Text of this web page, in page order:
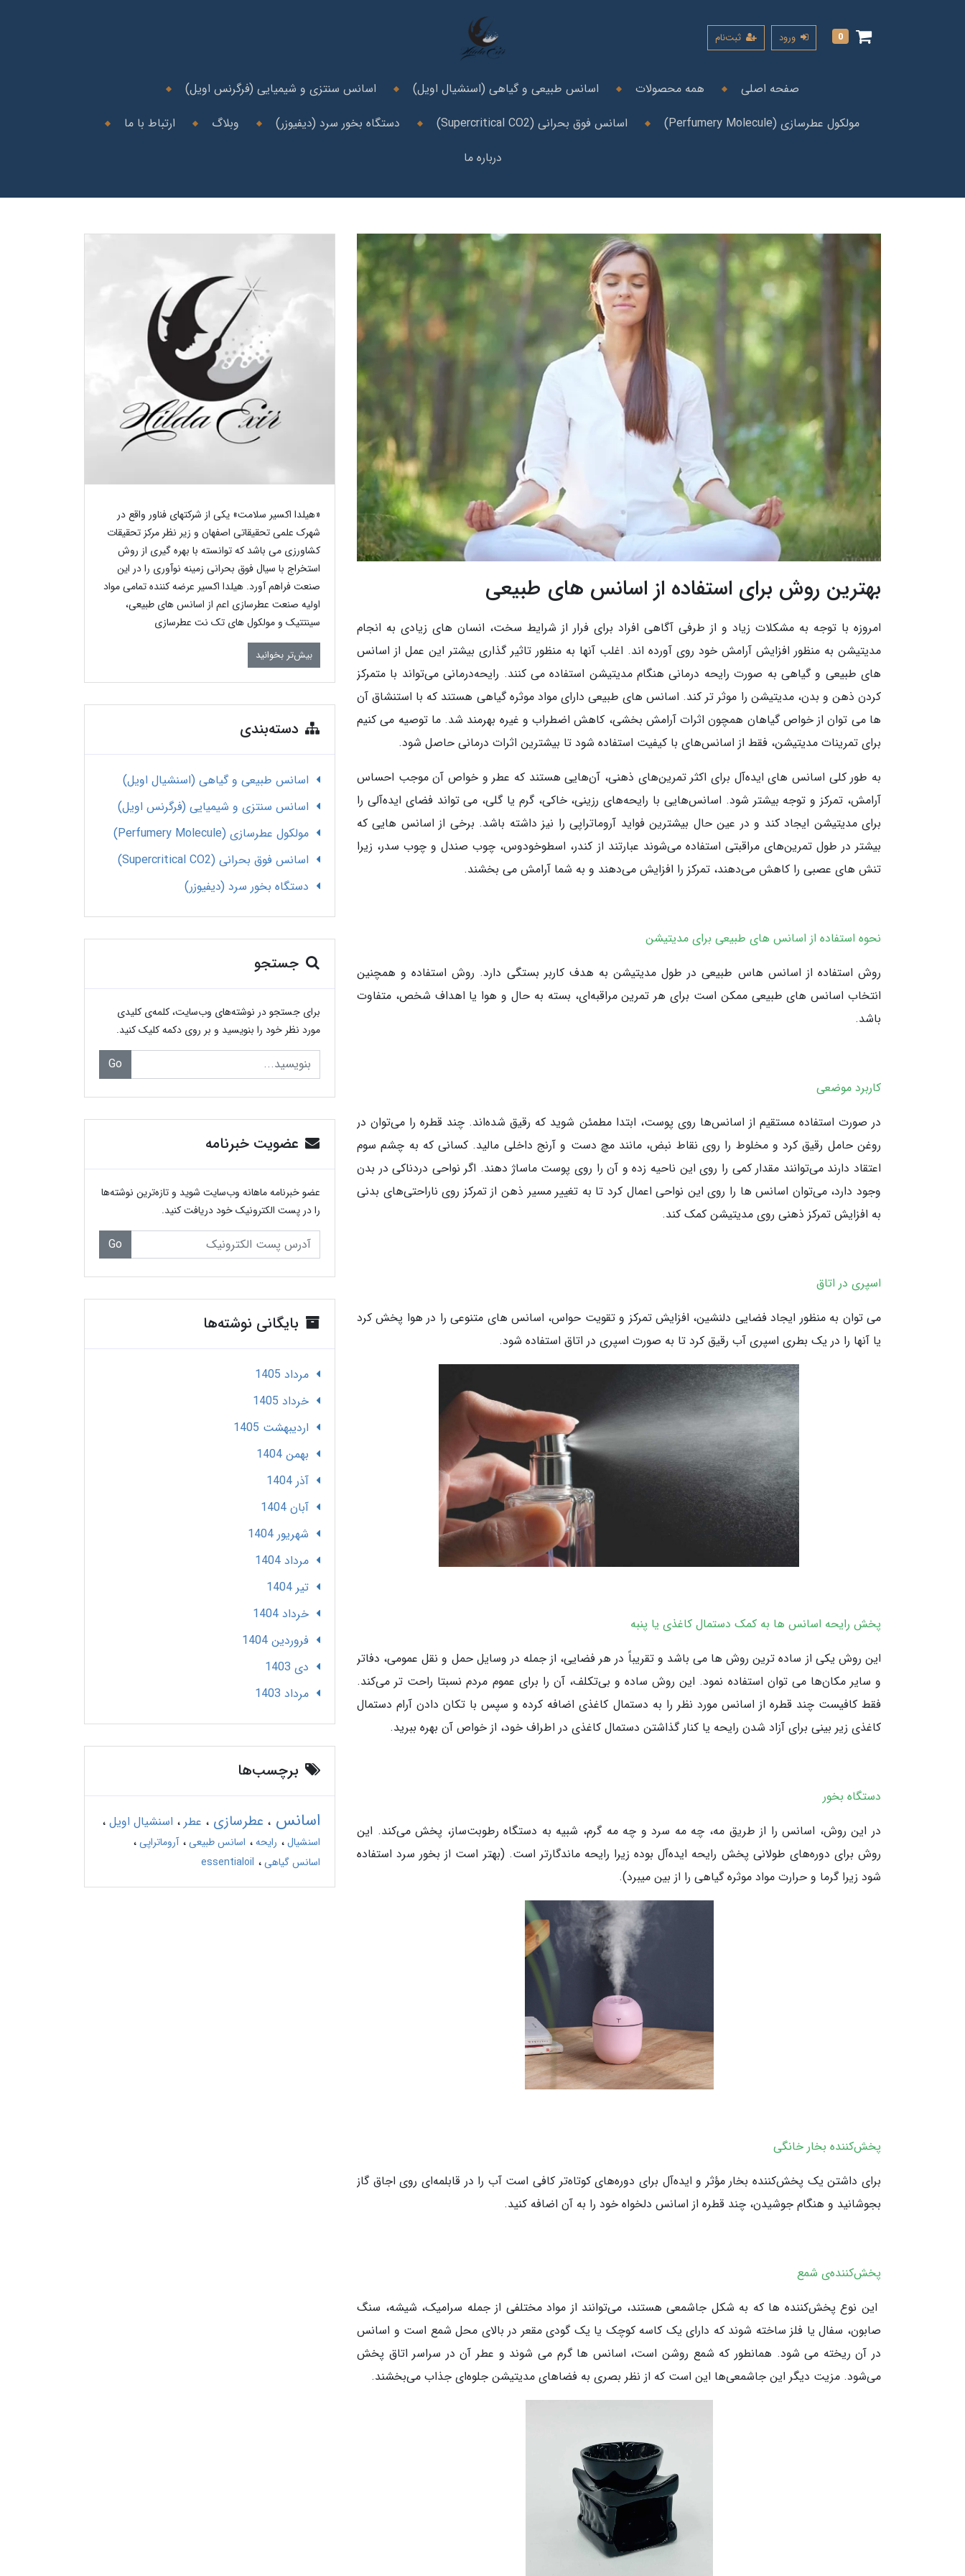
0 ورود ثبت‌نام
صفحه اصلی همه محصولات اسانس طبیعی و گیاهی (اسنشیال اویل)
اسانس سنتزی و شیمیایی (فرگرنس اویل)
مولکول عطرسازی (Perfumery Molecule)
اسانس فوق بحرانی (Supercritical CO2) دستگاه بخور سرد (دیفیوزر) وبلاگ
ارتباط با ما
درباره ما
بهترین روش برای استفاده از اسانس های طبیعی
امروزه با توجه به مشکلات زیاد و از طرفی آگاهی افراد برای فرار از شرایط سخت، انسان های زیادی به انجام
مدیتیشن به منظور افزایش آرامش خود روی آورده اند. اغلب آنها به منظور تاثیر گذاری بیشتر این عمل از اسانس
های طبیعی و گیاهی به صورت رایحه درمانی هنگام مدیتیشن استفاده می کنند. رایحه‌درمانی می‌تواند با متمرکز
کردن ذهن و بدن، مدیتیشن را موثر تر کند. اسانس های طبیعی دارای مواد موثره گیاهی هستند که با استنشاق آن
ها می توان از خواص گیاهان همچون اثرات آرامش بخشی، کاهش اضطراب و غیره بهرمند شد. ما توصیه می کنیم
برای تمرینات مدیتیشن، فقط از اسانس‌های با کیفیت استفاده شود تا بیشترین اثرات درمانی حاصل شود.
به طور کلی اسانس های ایده‌آل برای اکثر تمرین‌های ذهنی، آن‌هایی هستند که عطر و خواص آن موجب احساس
آرامش، تمرکز و توجه بیشتر شود. اسانس‌هایی با رایحه‌های رزینی، خاکی، گرم یا گلی، می تواند فضای ایده‌آلی را
برای مدیتیشن ایجاد کند و در عین حال بیشترین فواید آروماتراپی را نیز داشته باشد. برخی از اسانس هایی که
بیشتر در طول تمرین‌های مراقبتی استفاده می‌شوند عبارتند از کندر، اسطوخودوس، چوب صندل و چوب سدر، زیرا
تنش های عصبی را کاهش می‌دهند، تمرکز را افزایش می‌دهند و به شما آرامش می بخشند.
نحوه استفاده از اسانس های طبیعی برای مدیتیشن
روش استفاده از اسانس هاس طبیعی در طول مدیتیشن به هدف کاربر بستگی دارد. روش استفاده و همچنین
انتخاب اسانس های طبیعی ممکن است برای هر تمرین مراقبه‌ای، بسته به حال و هوا یا اهداف شخص، متفاوت
باشد.
کاربرد موضعی
در صورت استفاده مستقیم از اسانس‌ها روی پوست، ابتدا مطمئن شوید که رقیق شده‌اند. چند قطره را می‌توان در
روغن حامل رقیق کرد و مخلوط را روی نقاط نبض، مانند مچ دست و آرنج داخلی مالید. کسانی که به چشم سوم
اعتقاد دارند می‌توانند مقدار کمی را روی این ناحیه زده و آن را روی پوست ماساژ دهند. اگر نواحی دردناکی در بدن
وجود دارد، می‌توان اسانس ها را روی این نواحی اعمال کرد تا به تغییر مسیر ذهن از تمرکز روی ناراحتی‌های بدنی
به افزایش تمرکز ذهنی روی مدیتیشن کمک کند.
اسپری در اتاق
می توان به منظور ایجاد فضایی دلنشین، افزایش تمرکز و تقویت حواس، اسانس های متنوعی را در هوا پخش کرد
یا آنها را در یک بطری اسپری آب رقیق کرد تا به صورت اسپری در اتاق استفاده شود.
پخش‌ رایحه اسانس ها به کمک دستمال کاغذی یا پنبه
این روش یکی از ساده ترین روش ها می باشد و تقریباً در هر فضایی، از جمله در وسایل حمل و نقل عمومی، دفاتر
و سایر مکان‌ها می توان استفاده نمود. این روش ساده و بی‌تکلف، آن را برای عموم مردم نسبتا راحت تر می‌کند.
فقط کافیست چند قطره از اسانس مورد نظر را به دستمال کاغذی اضافه کرده و سپس با تکان دادن آرام دستمال
کاغذی زیر بینی برای آزاد شدن رایحه یا کنار گذاشتن دستمال کاغذی در اطراف خود، از خواص آن بهره ببرید.
دستگاه بخور
در این روش، اسانس را از طریق مه، چه مه سرد و چه مه گرم، شبیه به دستگاه رطوبت‌ساز، پخش می‌کند. این
روش برای دوره‌های طولانی پخش رایحه ایده‌آل بوده زیرا رایحه ماندگارتر است. (بهتر است از بخور سرد استفاده
شود زیرا گرما و حرارت مواد موثره گیاهی را از بین میبرد).
پخش‌کننده بخار خانگی
برای داشتن یک پخش‌کننده بخار مؤثر و ایده‌آل برای دوره‌های کوتاه‌تر کافی است آب را در قابلمه‌ای روی اجاق گاز
بجوشانید و هنگام جوشیدن، چند قطره از اسانس دلخواه خود را به آن اضافه کنید.
پخش‌کننده‌ی شمع
این نوع پخش‌کننده ها که به شکل جاشمعی‌ هستند، می‌توانند از مواد مختلفی از جمله سرامیک، شیشه، سنگ
صابون، سفال یا فلز ساخته شوند که دارای یک کاسه کوچک یا یک گودی مقعر در بالای محل شمع است و اسانس
در آن ریخته می شود. همانطور که شمع روشن است، اسانس ها گرم می شوند و عطر آن در سراسر اتاق پخش
می‌شود. مزیت دیگر این جاشمعی‌ها این است که از نظر بصری به فضاهای مدیتیشن جلوه‌ای جذاب می‌بخشند.
«هیلدا اکسیر سلامت» یکی از شرکتهای فناور واقع در
شهرک علمی تحقیقاتی اصفهان و زیر نظر مرکز تحقیقات
کشاورزی می باشد که توانسته با بهره گیری از روش
استخراج با سیال فوق بحرانی زمینه نوآوری را در این
صنعت فراهم آورد. هیلدا اکسیر عرضه کننده تمامی مواد
اولیه صنعت عطرسازی اعم از اسانس های طبیعی،
سینتتیک و مولکول های تک نت عطرسازی
بیش‌تر بخوانید
دسته‌بندی
اسانس طبیعی و گیاهی (اسنشیال اویل)
اسانس سنتزی و شیمیایی (فرگرنس اویل)
مولکول عطرسازی (Perfumery Molecule)
اسانس فوق بحرانی (Supercritical CO2)
دستگاه بخور سرد (دیفیوزر)
جستجو
برای جستجو در نوشته‌های وب‌سایت، کلمه‌ی کلیدی
مورد نظر خود را بنویسید و بر روی دکمه کلیک کنید.
Go
عضویت خبرنامه
عضو خبرنامه ماهانه وب‌سایت شوید و تازه‌ترین نوشته‌ها
را در پست الکترونیک خود دریافت کنید.
Go
بایگانی نوشته‌ها
مرداد 1405
خرداد 1405
ارديبهشت 1405
بهمن 1404
آذر 1404
آبان 1404
شهریور 1404
مرداد 1404
تير 1404
خرداد 1404
فروردین 1404
دی 1403
مرداد 1403
برچسب‌ها
اسانس عطرسازی عطر اسنشیال اویل
اسنشیال رایحه اسانس طبیعی
آروماتراپی
اسانس گیاهی
essentialoil